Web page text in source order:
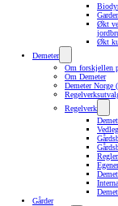
Økt
Økt
Demeter
Om forskjellen
Om Demeter
Demeter Norge
Regelverk
Gårder